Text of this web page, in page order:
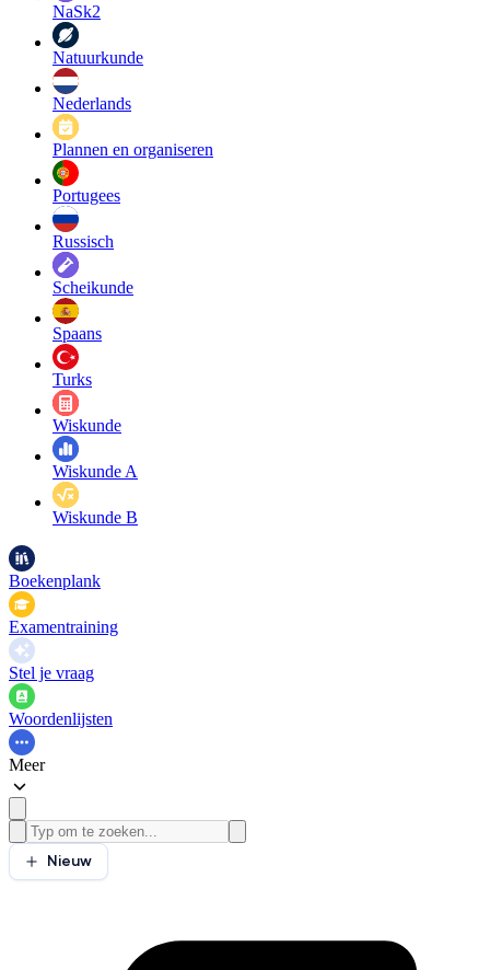
NaSk2
Natuurkunde
Nederlands
Plannen en organiseren
Portugees
Russisch
Scheikunde
Spaans
Turks
Wiskunde
Wiskunde A
Wiskunde B
Boekenplank
Examentraining
Stel je vraag
Woordenlijsten
Meer
Nieuw